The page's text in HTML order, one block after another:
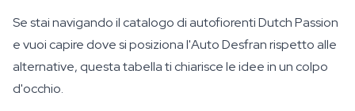
Se stai navigando il catalogo di autofiorenti Dutch Passion
e vuoi capire dove si posiziona l'Auto Desfran rispetto alle
alternative, questa tabella ti chiarisce le idee in un colpo
d'occhio.